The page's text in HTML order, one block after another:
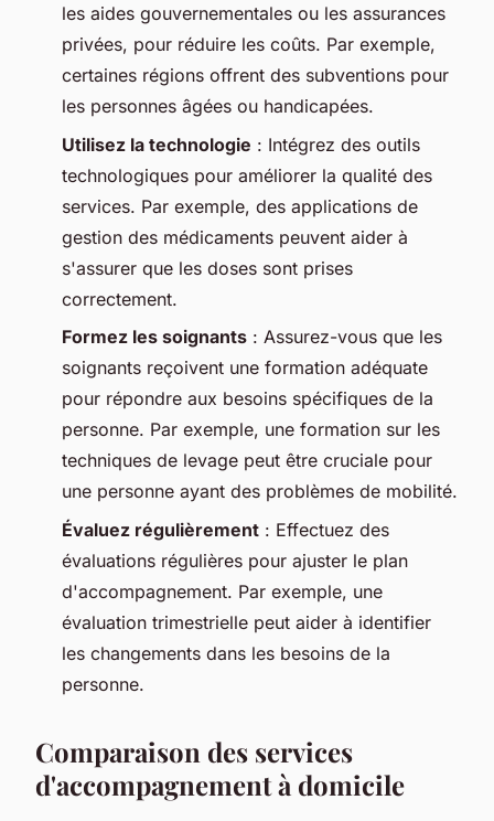
les aides gouvernementales ou les assurances
privées, pour réduire les coûts. Par exemple,
certaines régions offrent des subventions pour
les personnes âgées ou handicapées.
Utilisez la technologie : Intégrez des outils
technologiques pour améliorer la qualité des
services. Par exemple, des applications de
gestion des médicaments peuvent aider à
s'assurer que les doses sont prises
correctement.
Formez les soignants : Assurez-vous que les
soignants reçoivent une formation adéquate
pour répondre aux besoins spécifiques de la
personne. Par exemple, une formation sur les
techniques de levage peut être cruciale pour
une personne ayant des problèmes de mobilité.
Évaluez régulièrement : Effectuez des
évaluations régulières pour ajuster le plan
d'accompagnement. Par exemple, une
évaluation trimestrielle peut aider à identifier
les changements dans les besoins de la
personne.
Comparaison des services
d'accompagnement à domicile